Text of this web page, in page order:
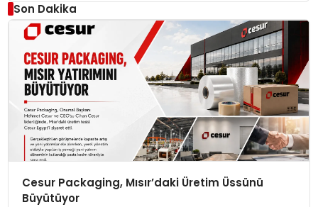
Son Dakika
Cesur Packaging, Mısır’daki Üretim Üssünü
Büyütüyor